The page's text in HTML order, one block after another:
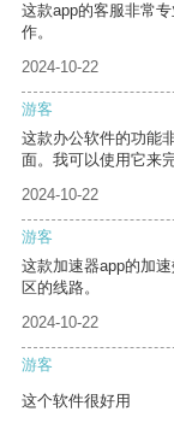
这款app的客服非常
作。
2024-10-22
游客
这款办公软件的功能
面。我可以使用它来
2024-10-22
游客
这款加速器app的加
区的线路。
2024-10-22
游客
这个软件很好用